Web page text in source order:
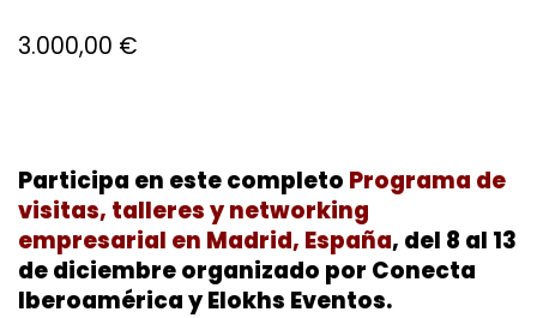
3.000,00 €
Participa en este completo Programa de
visitas, talleres y networking
empresarial en Madrid, España, del 8 al 13
de diciembre organizado por Conecta
Iberoamérica y Elokhs Eventos.